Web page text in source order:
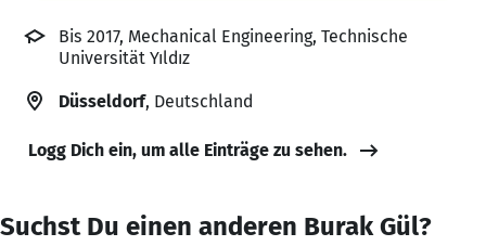
Bis 2017, Mechanical Engineering, Technische
Universität Yıldız
Düsseldorf, Deutschland
Logg Dich ein, um alle Einträge zu sehen.
Suchst Du einen anderen Burak Gül?